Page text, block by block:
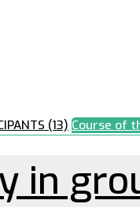
(13) Course of
in